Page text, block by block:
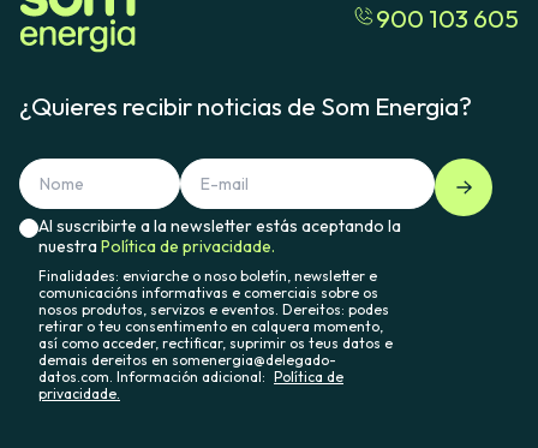
900 103 605
¿Quieres recibir noticias de Som Energia?
Al suscribirte a la newsletter estás aceptando la
nuestraPolítica de privacidade.
Finalidades: enviarche o noso boletín, newsletter e
comunicacións informativas e comerciais sobre os
nosos produtos, servizos e eventos. Dereitos: podes
retirar o teu consentimento en calquera momento,
así como acceder, rectificar, suprimir os teus datos e
demais dereitos en somenergia@delegado-
datos.com. Información adicional: Política de
privacidade.